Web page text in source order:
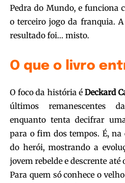
Pedra do Mundo, e funciona
o terceiro jogo da franquia.
resultado foi… misto.
O que o livro
O foco da história é Deckard
últimos remanescentes
enquanto tenta decifrar
para o fim dos tempos. É, na
do herói, mostrando a
jovem rebelde e descrente
Para quem só conhece o